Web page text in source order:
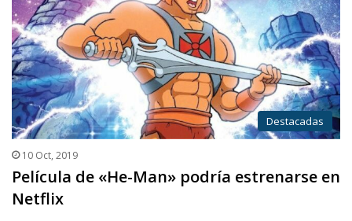
Destacadas
10 Oct, 2019
Película de «He-Man» podría estrenarse en
Netflix